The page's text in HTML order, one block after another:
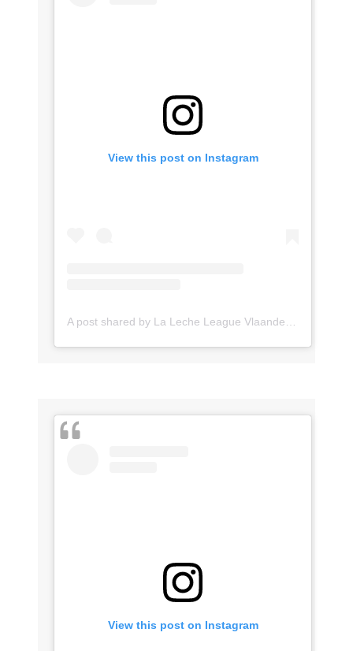
View this post on Instagram
View this post on Instagram